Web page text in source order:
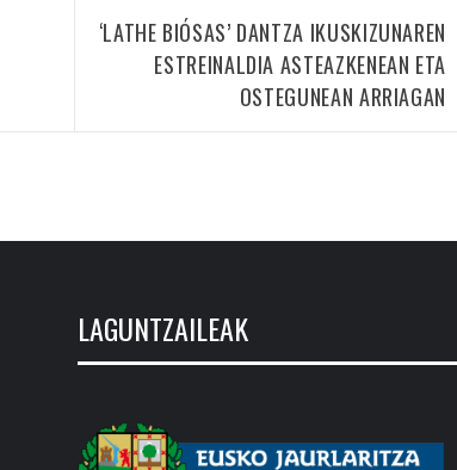
‘LATHE BIÓSAS’ DANTZA IKUSKIZUNAREN
ESTREINALDIA ASTEAZKENEAN ETA
OSTEGUNEAN ARRIAGAN
LAGUNTZAILEAK